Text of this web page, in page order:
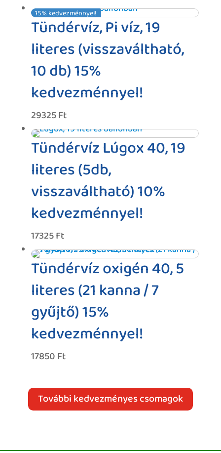
price
was:
30000 Ft.
price
is:
24000 Ft.
15% kedvezménnyel!
Tündérvíz, Pi víz, 19
literes (visszaváltható,
10 db) 15%
kedvezménnyel!
29325Ft
Tündérvíz Lúgox 40, 19
literes (5db,
visszaváltható) 10%
kedvezménnyel!
17325Ft
Tündérvíz oxigén 40, 5
literes (21 kanna / 7
gyűjtő) 15%
kedvezménnyel!
17850Ft
További kedvezményes csomagok